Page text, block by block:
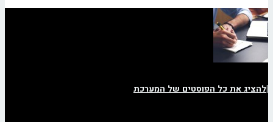
|להציג את כל הפוסטים של המערכת